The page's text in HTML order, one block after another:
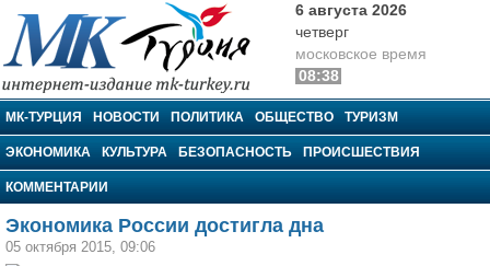
МК-Турция
6 августа 2026
четверг
московское время
08:38
МК-ТУРЦИЯ НОВОСТИ ПОЛИТИКА ОБЩЕСТВО ТУРИЗМ
ЭКОНОМИКА КУЛЬТУРА БЕЗОПАСНОСТЬ ПРОИСШЕСТВИЯ
КОММЕНТАРИИ
Экономика России достигла дна
05 октября 2015, 09:06